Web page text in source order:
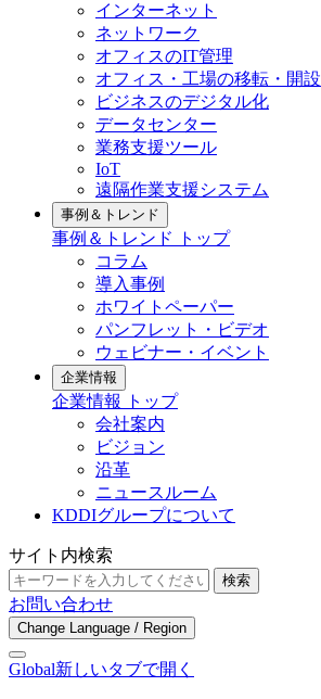
インターネット
ネットワーク
オフィスのIT管理
オフィス・工場の移転・開設
ビジネスのデジタル化
データセンター
業務支援ツール
IoT
遠隔作業支援システム
事例＆トレンド
事例＆トレンド トップ
コラム
導入事例
ホワイトペーパー
パンフレット・ビデオ
ウェビナー・イベント
企業情報
企業情報 トップ
会社案内
ビジョン
沿革
ニュースルーム
KDDIグループについて
サイト内検索
検索
お問い合わせ
Change Language / Region
Global新しいタブで開く